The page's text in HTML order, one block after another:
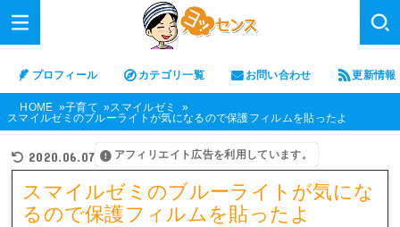
プロフィール カテゴリ一覧 お問い合わせ 更新情報
HOME 子育て
スマイルゼミ
スマイルゼミのブルーライトが気になるので保護フィルムを貼ったよ
2020.06.07 アフィリエイト広告を利用しています。
スマイルゼミのブルーライトが気にな
るので保護フィルムを貼ったよ